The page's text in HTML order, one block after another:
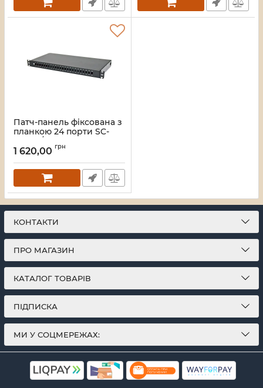
Патч-панель фіксована з
планкою 24 порти SC-
Simpl./LC-Dupl., пуста,
каб.вводи для
Артикул:UA-FOPFP24SCS-B
1 620,00 грн
КОНТАКТИ
ПРО МАГАЗИН
КАТАЛОГ ТОВАРІВ
ПІДПИСКА
МИ У СОЦМЕРЕЖАХ: